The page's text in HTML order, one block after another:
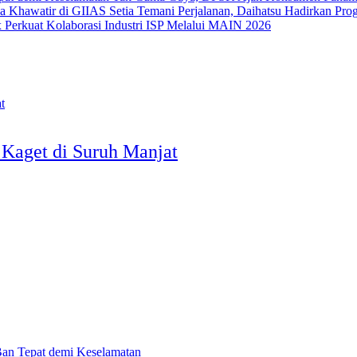
Setia Temani Perjalanan, Daihatsu Hadirkan
Perkuat Kolaborasi Industri ISP Melalui MAIN 2026
di Suruh Manjat